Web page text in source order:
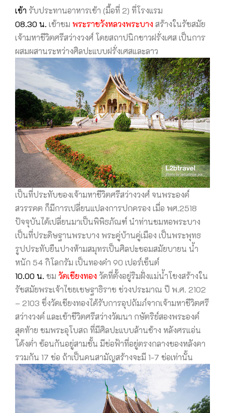
เช้ารับประทานอาหารเช้า (มื้อที่ 2) ที่โรงแรม
08.30 น. เข้าชม พระราชวังหลวงพระบางสร้างในรัชสมัย
เจ้ามหาชีวิตศรีสว่างวงศ์ โดยสถาปนิกชาวฝรั่งเศส เป็นการ
ผสมผสานระหว่างศิลปะแบบฝรั่งเศสและลาว
เป็นที่ประทับของเจ้ามหาชีวิตศรีสว่างวงศ์ จนพระองค์
สวรรคต ก็มีการเปลี่ยนแปลงการปกครอง เมื่อ พศ.2518
ปัจจุบันได้เปลี่ยนมาเป็นพิพิธภัณฑ์ นำท่านชมหอพระบาง
เป็นที่ประดิษฐานพระบาง พระคู่บ้านคู่เมือง เป็นพระพุทธ
รูปประทับยืนปางห้ามสมุทรเป็นศิลปะขอมสมัยบายน นํ้า
หนัก 54 กิโลกรัม เป็นทองคำ 90 เปอร์เซ็นต์
10.00 น. ชม วัดเชียงทองวัดที่ตั้งอยู่ริมฝั่งแม่นํ้าโขงสร้างใน
รัชสมัยพระเจ้าไชยเชษฐาธิราช ช่วงประมาณ ปี พ.ศ. 2102
– 2103 ซึ่งวัดเชียงทองได้รับการอุปถัมภ์จากเจ้ามหาชีวิตศรี
สว่างวงค์ และเข้าชีวิตศรีสว่างวัฒนา กษัตริย์สองพระองค์
สุดท้าย ชมพระอุโบสถ ที่มีศิลปะแบบล้านช้าง หลังศรแอ่น
โค้งตํ่า ซ้อนกันอยู่สามชั้น มีช่อฟ้าที่อยู่ตรงกลางของหลังคา
รวมกัน 17 ช่อ ถ้าเป็นคนสามัญสร้างจะมี 1-7 ช่อเท่านั้น